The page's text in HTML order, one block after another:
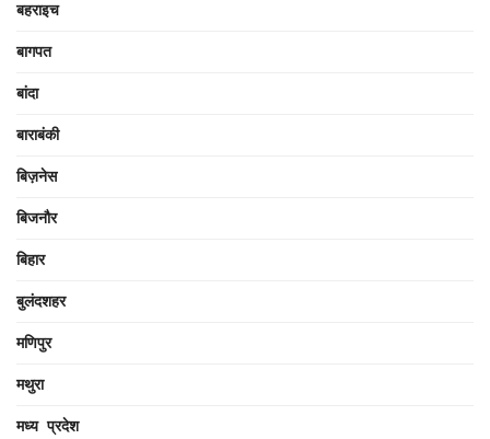
बहराइच
बागपत
बांदा
बाराबंकी
बिज़नेस
बिजनौर
बिहार
बुलंदशहर
मणिपुर
मथुरा
मध्य प्रदेश